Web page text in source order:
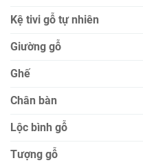
Kệ tivi gỗ tự nhiên
Giường gỗ
Ghế
Chân bàn
Lộc bình gỗ
Tượng gỗ